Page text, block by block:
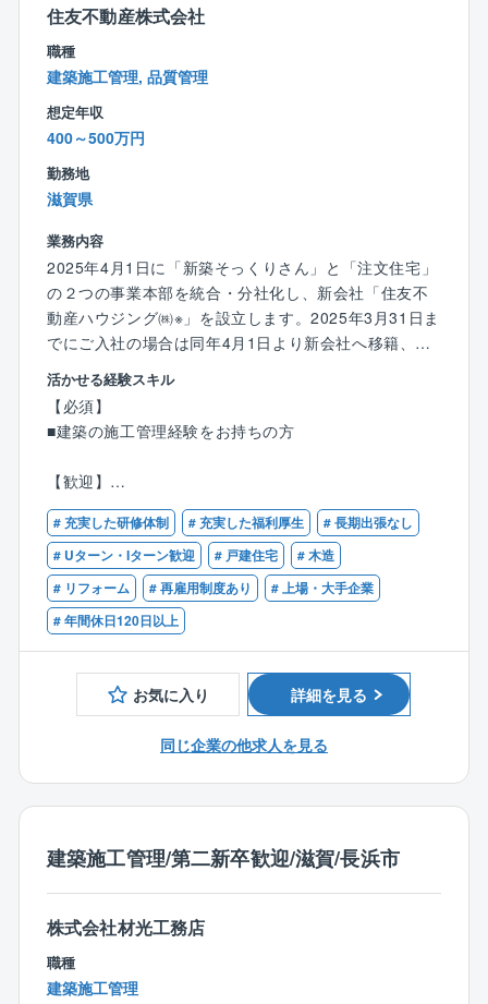
技術力にこだわり、「無振動/無騒音/住まいながら」を
の開発を進めています。
お客様と共に作りあげていくお仕事です！
【おすすめポイント】
同社はセミオーダーメイドではなく完全自由設計。
性能、デザイン、価格を全て妥協せず、お客さまのた
めに唯一無二の住宅をご提供します。
その中身はもちろん設計担当に任されますから、責任
●スキルアップが叶う
同社では、契約前から設計担当がお客さまとの打ち合
わせに参加します。
提案から設計、インテリアコーディネートまで一貫し
てできるので、プランニング力/プレゼン力/調整力など
設計士としてのスキルアップが期待できます。
設計担当の出すプランを気に入ってくださり、お客さ
ます。
年功序列はなく、努力をしっかり見ていますので、1年
でエリアのリーダーになった社員もいます。
●広がるキャリアパス
右肩上がりで成長を続ける同社だからこそ、ポストは
豊富にあります。
設計職も、リーダー、エリアマネージャー、支社長と
まずは、基礎知識やビジネスマナーを習得する研修か
らスタート。その後、先輩と一緒に設計の仕事を進め
ていきます。
大体2カ月目から独り立ちのイメージですが、経験が豊
富な方にはどんどん業務をお任せします。
住友不動産株式会社
職種
建築施工管理, 品質管理
想定年収
400～500万円
勤務地
滋賀県
業務内容
2025年4月1日に「新築そっくりさん」と「注文住宅」
の２つの事業本部を統合・分社化し、新会社「住友不
動産ハウジング㈱※」を設立します。2025年3月31日ま
でにご入社の場合は同年4月1日より新会社へ移籍、同
年4月1日以降にご入社の場合は新会社への入社となり
ます。待遇・福利厚生等に変更はありません。 ※SRD
ハウジング㈱から商号変更予定
般、棟梁への技術指導
【具体的には】
施行中の住宅が図面に沿って工事されているか、マニ
ュアルに合った資材を使用しているかのチェック及び
各種検査などを行います。
との技術的な質問や相談にも応じます。
活かせる経験スキル
【必須】
■建築の施工管理経験をお持ちの方
【歓迎】
■ハウスメーカー、建設会社、工務店、大工、その他建
設業界での施工管理の経験者
■一級・二級建築士、1級建築施工管理技士、2級建築施
工管理技士等の建築関連の資格をお持ちの方
# 充実した研修体制 # 充実した福利厚生
# 長期出張なし
# Uターン・Iターン歓迎
# 戸建住宅
# 木造
# リフォーム
# 再雇用制度あり
# 上場・大手企業
# 年間休日120日以上
お気に入り 詳細を見る
同じ企業の他求人を見る
建築施工管理/第二新卒歓迎/滋賀/長浜市
株式会社材光工務店
職種
建築施工管理